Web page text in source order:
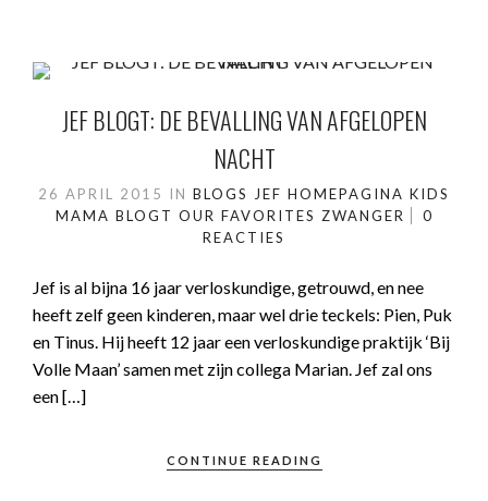
JEF BLOGT: DE BEVALLING VAN AFGELOPEN
NACHT
26 APRIL 2015 IN BLOGS JEF HOMEPAGINA KIDS
MAMA BLOGT OUR FAVORITES ZWANGER
0
REACTIES
Jef is al bijna 16 jaar verloskundige, getrouwd, en nee
heeft zelf geen kinderen, maar wel drie teckels: Pien, Puk
en Tinus. Hij heeft 12 jaar een verloskundige praktijk ‘Bij
Volle Maan’ samen met zijn collega Marian. Jef zal ons
een […]
CONTINUE READING